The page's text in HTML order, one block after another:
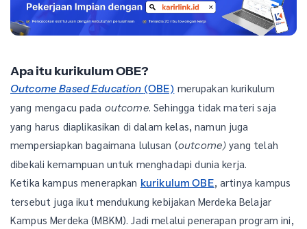
Apa itu kurikulum OBE?
Outcome Based Education (OBE) merupakan kurikulum
yang mengacu pada outcome. Sehingga tidak materi saja
yang harus diaplikasikan di dalam kelas, namun juga
mempersiapkan bagaimana lulusan (outcome) yang telah
dibekali kemampuan untuk menghadapi dunia kerja.
Ketika kampus menerapkan kurikulum OBE, artinya kampus
tersebut juga ikut mendukung kebijakan Merdeka Belajar
Kampus Merdeka (MBKM). Jadi melalui penerapan program ini,